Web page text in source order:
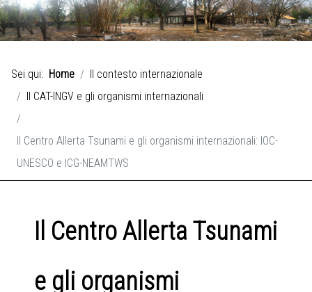
Sei qui: Home
Il contesto internazionale
Il CAT-INGV e gli organismi internazionali
Il Centro Allerta Tsunami e gli organismi internazionali: IOC-
UNESCO e ICG-NEAMTWS
Il Centro Allerta Tsunami
e gli organismi